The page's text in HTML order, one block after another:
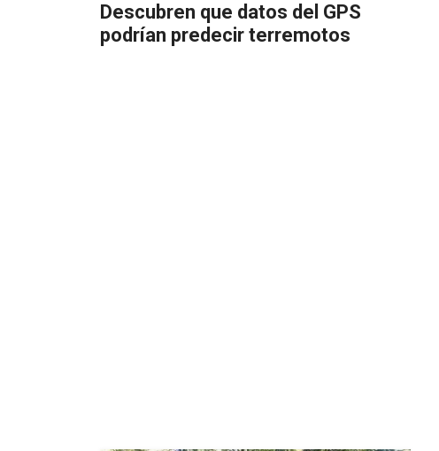
Descubren que datos del GPS
podrían predecir terremotos